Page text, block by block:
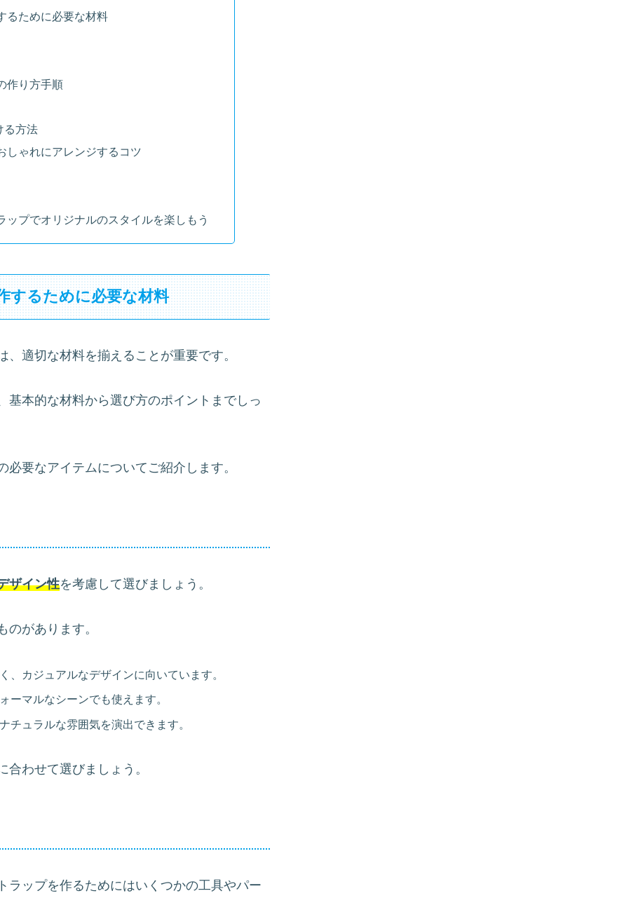
るために必要な材料
作り方手順
る方法
しゃれにアレンジするコツ
ップでオリジナルのスタイルを楽しもう
するために必要な材料
適切な材料を揃えることが重要です。
本的な材料から選び方のポイントまでしっ
要なアイテムについてご紹介します。
ザイン性を考慮して選びましょう。
があります。
、カジュアルなデザインに向いています。
ーマルなシーンでも使えます。
チュラルな雰囲気を演出できます。
わせて選びましょう。
ラップを作るためにはいくつかの工具やパー